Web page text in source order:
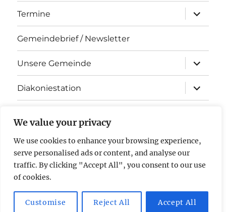
We value your privacy
We use cookies to enhance your browsing experience,
serve personalised ads or content, and analyse our
traffic. By clicking "Accept All", you consent to our use
of cookies.
Customise Reject All Accept All
Termine
öffnen
Gemeindebrief / Newsletter
Unsere Gemeinde
öffnen
Diakoniestation
öffnen
Kontakt
Impressum & Datenschutz
Evangelische Kirchengemeinde Stockstadt am Rhein
Mit
Stolz präsentiert von WordPress